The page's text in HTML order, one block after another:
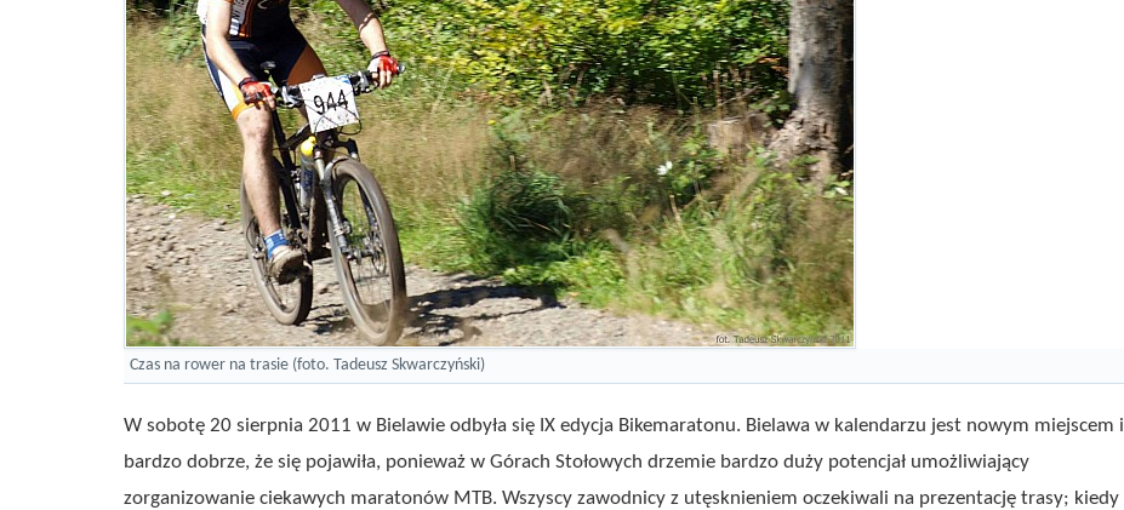
Czas na rower na trasie (foto. Tadeusz Skwarczyński)
W sobotę 20 sierpnia 2011 w Bielawie odbyła się IX edycja Bikemaratonu. Bielawa w kalendarzu jest nowym miejscem i
bardzo dobrze, że się pojawiła, ponieważ w Górach Stołowych drzemie bardzo duży potencjał umożliwiający
zorganizowanie ciekawych maratonów MTB. Wszyscy zawodnicy z utęsknieniem oczekiwali na prezentację trasy; kiedy